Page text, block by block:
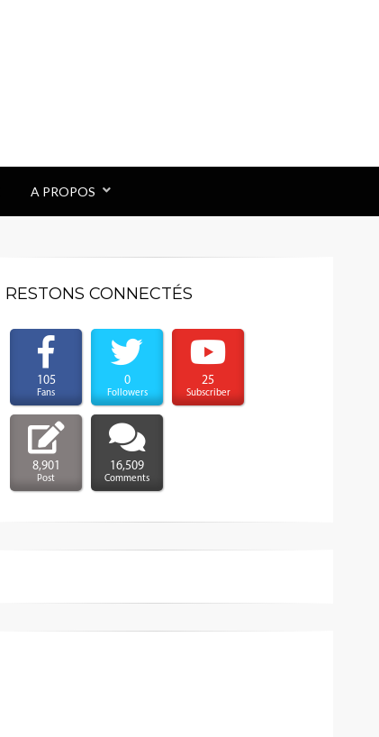
A PROPOS
RESTONS CONNECTÉS
105
Fans
0
Followers
25
Subscriber
8,901
Post
16,509
Comments